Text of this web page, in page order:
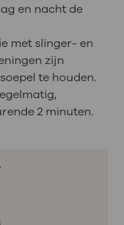
en nacht de
met slinger- en
zijn
te houden.
2 minuten.